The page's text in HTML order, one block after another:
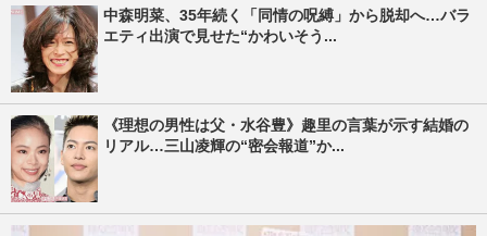
中森明菜、35年続く「同情の呪縛」から脱却へ…バラ
エティ出演で見せた“かわいそう...
《理想の男性は父・水谷豊》趣里の言葉が示す結婚の
リアル…三山凌輝の“密会報道”か...